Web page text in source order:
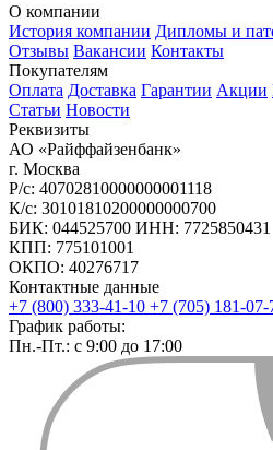
О компании
История компании Дипломы и
Отзывы Вакансии Контакты
Покупателям
Оплата Доставка Гарантии Акции
Статьи Новости
Реквизиты
АО «Райффайзенбанк»
г. Москва
Р/с: 40702810000000001118
К/с: 30101810200000000700
БИК: 044525700 ИНН: 7725850431
КПП: 775101001
ОКПО: 40276717
Контактные данные
+7 (800) 333-41-10 +7 (705) 181-07-
График работы:
Пн.-Пт.: с 9:00 до 17:00